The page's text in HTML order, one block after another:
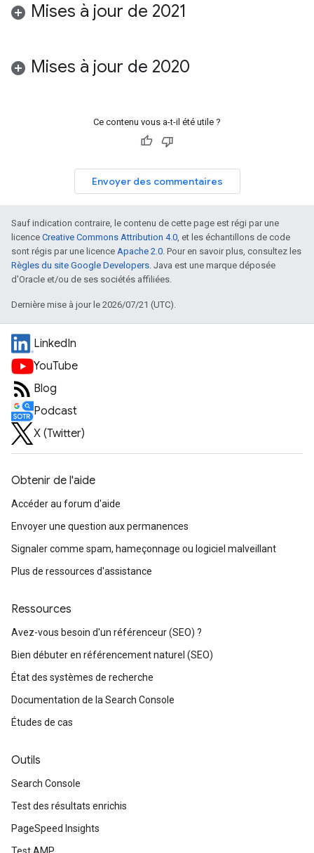
Mises à jour de 2021
Mises à jour de 2020
Ce contenu vous a-t-il été utile ?
Envoyer des commentaires
Sauf indication contraire, le contenu de cette page est régi par une
licence Creative Commons Attribution 4.0, et les échantillons de code
sont régis par une licence Apache 2.0. Pour en savoir plus, consultez les
Règles du site Google Developers. Java est une marque déposée
d'Oracle et/ou de ses sociétés affiliées.
Dernière mise à jour le 2026/07/21 (UTC).
LinkedIn
YouTube
Blog
Podcast
X (Twitter)
Obtenir de l'aide
Accéder au forum d'aide
Envoyer une question aux permanences
Signaler comme spam, hameçonnage ou logiciel malveillant
Plus de ressources d'assistance
Ressources
Avez-vous besoin d'un référenceur (SEO) ?
Bien débuter en référencement naturel (SEO)
État des systèmes de recherche
Documentation de la Search Console
Études de cas
Outils
Search Console
Test des résultats enrichis
PageSpeed Insights